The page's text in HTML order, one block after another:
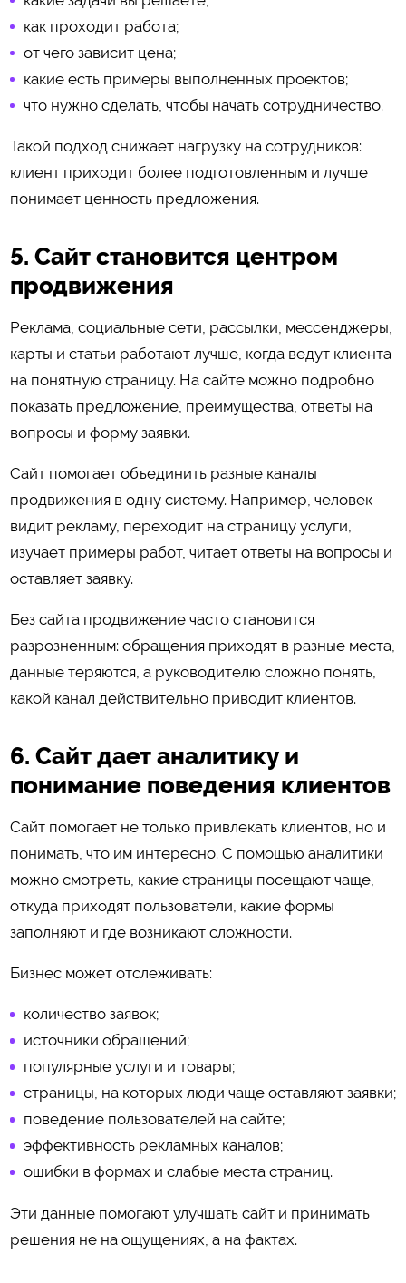
как проходит работа;
от чего зависит цена;
какие есть примеры выполненных проектов;
что нужно сделать, чтобы начать сотрудничество.
Такой подход снижает нагрузку на сотрудников:
клиент приходит более подготовленным и лучше
понимает ценность предложения.
5. Сайт становится центром
продвижения
Реклама, социальные сети, рассылки, мессенджеры,
карты и статьи работают лучше, когда ведут клиента
на понятную страницу. На сайте можно подробно
показать предложение, преимущества, ответы на
вопросы и форму заявки.
Сайт помогает объединить разные каналы
продвижения в одну систему. Например, человек
видит рекламу, переходит на страницу услуги,
изучает примеры работ, читает ответы на вопросы и
оставляет заявку.
Без сайта продвижение часто становится
разрозненным: обращения приходят в разные места,
данные теряются, а руководителю сложно понять,
какой канал действительно приводит клиентов.
6. Сайт дает аналитику и
понимание поведения клиентов
Сайт помогает не только привлекать клиентов, но и
понимать, что им интересно. С помощью аналитики
можно смотреть, какие страницы посещают чаще,
откуда приходят пользователи, какие формы
заполняют и где возникают сложности.
Бизнес может отслеживать:
количество заявок;
источники обращений;
популярные услуги и товары;
страницы, на которых люди чаще оставляют заявки;
поведение пользователей на сайте;
эффективность рекламных каналов;
ошибки в формах и слабые места страниц.
Эти данные помогают улучшать сайт и принимать
решения не на ощущениях, а на фактах.